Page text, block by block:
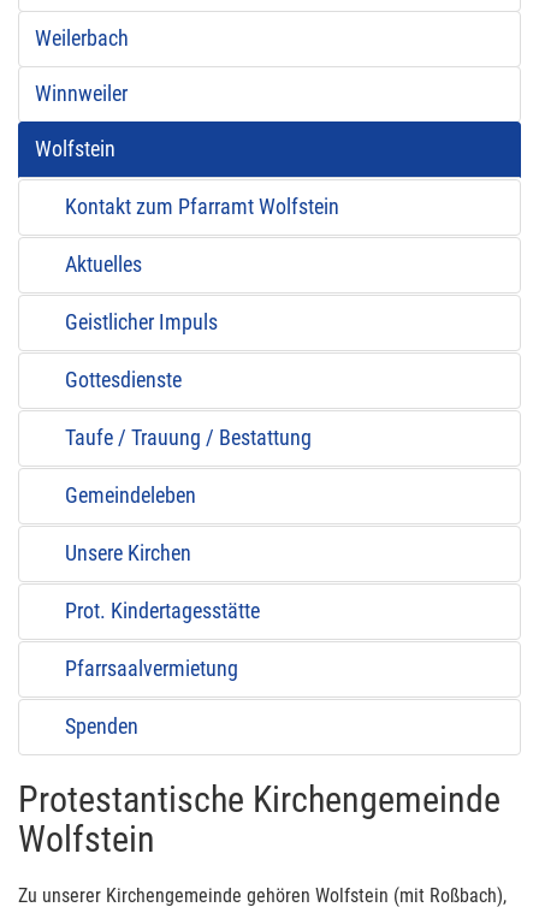
Weilerbach
Winnweiler
Wolfstein
Kontakt zum Pfarramt Wolfstein
Aktuelles
Geistlicher Impuls
Gottesdienste
Taufe / Trauung / Bestattung
Gemeindeleben
Unsere Kirchen
Prot. Kindertagesstätte
Pfarrsaalvermietung
Spenden
Protestantische Kirchengemeinde
Wolfstein
Zu unserer Kirchengemeinde gehören Wolfstein (mit Roßbach),